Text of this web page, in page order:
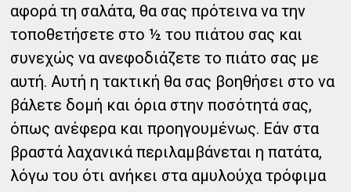
αφορά τη σαλάτα, θα σας πρότεινα να την
τοποθετήσετε στο ½ του πιάτου σας και
συνεχώς να ανεφοδιάζετε το πιάτο σας με
αυτή. Αυτή η τακτική θα σας βοηθήσει στο να
βάλετε δομή και όρια στην ποσότητά σας,
όπως ανέφερα και προηγουμένως. Εάν στα
βραστά λαχανικά περιλαμβάνεται η πατάτα,
λόγω του ότι ανήκει στα αμυλούχα τρόφιμα